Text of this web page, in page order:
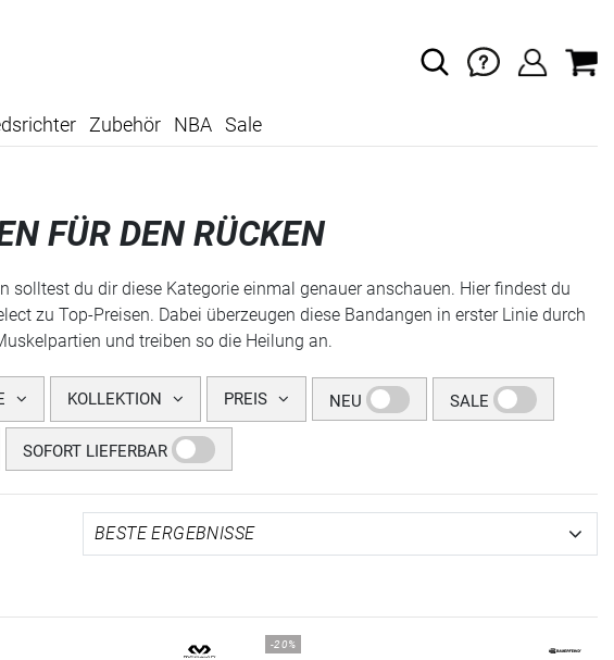
Zubehör NBA Sale
FÜR DEN RÜCKEN
solltest du dir diese Kategorie einmal genauer anschauen. Hier findest du
zu Top-Preisen. Dabei überzeugen diese Bandangen in erster Linie durch
und treiben so die Heilung an.
KOLLEKTION PREIS NEU SALE
SOFORT LIEFERBAR
-20%